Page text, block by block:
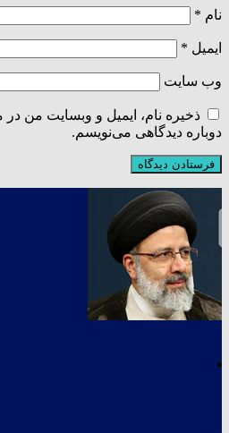
نام *
ایمیل *
وب‌ سایت
ذخیره نام، ایمیل و وبسایت من
دوباره دیدگاهی می‌نویسم.